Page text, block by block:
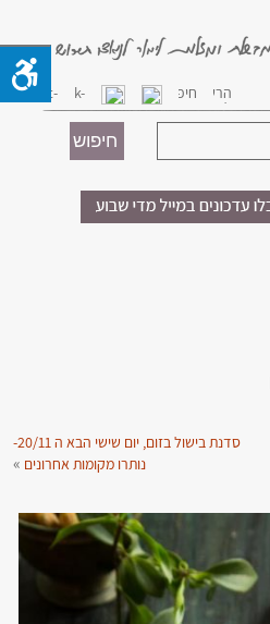
סדנת בישול בזום, יום שישי הבא ה 20/11-
נותרו מקומות אחרונים»